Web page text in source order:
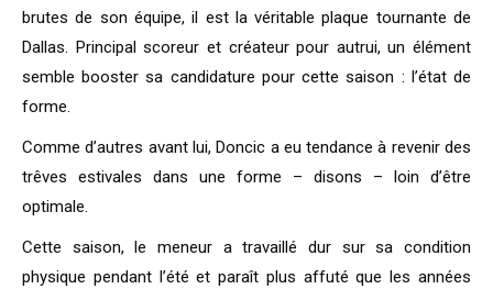
brutes de son équipe, il est la véritable plaque tournante de
Dallas. Principal scoreur et créateur pour autrui, un élément
semble booster sa candidature pour cette saison : l’état de
forme.
Comme d’autres avant lui, Doncic a eu tendance à revenir des
trêves estivales dans une forme – disons – loin d’être
optimale.
Cette saison, le meneur a travaillé dur sur sa condition
physique pendant l’été et paraît plus affuté que les années